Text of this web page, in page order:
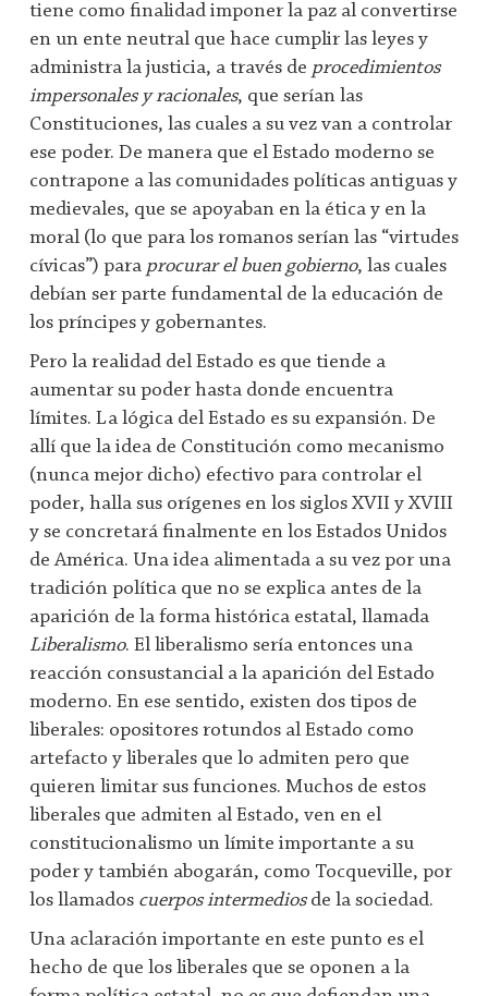
tiene como finalidad imponer la paz al convertirse
en un ente neutral que hace cumplir las leyes y
administra la justicia, a través de procedimientos
impersonales y racionales, que serían las
Constituciones, las cuales a su vez van a controlar
ese poder. De manera que el Estado moderno se
contrapone a las comunidades políticas antiguas y
medievales, que se apoyaban en la ética y en la
moral (lo que para los romanos serían las “virtudes
cívicas”) para procurar el buen gobierno, las cuales
debían ser parte fundamental de la educación de
los príncipes y gobernantes.
Pero la realidad del Estado es que tiende a
aumentar su poder hasta donde encuentra
límites. La lógica del Estado es su expansión. De
allí que la idea de Constitución como mecanismo
(nunca mejor dicho) efectivo para controlar el
poder, halla sus orígenes en los siglos XVII y XVIII
y se concretará finalmente en los Estados Unidos
de América. Una idea alimentada a su vez por una
tradición política que no se explica antes de la
aparición de la forma histórica estatal, llamada
Liberalismo. El liberalismo sería entonces una
reacción consustancial a la aparición del Estado
moderno. En ese sentido, existen dos tipos de
liberales: opositores rotundos al Estado como
artefacto y liberales que lo admiten pero que
quieren limitar sus funciones. Muchos de estos
liberales que admiten al Estado, ven en el
constitucionalismo un límite importante a su
poder y también abogarán, como Tocqueville, por
los llamados cuerpos intermediosde la sociedad.
Una aclaración importante en este punto es el
hecho de que los liberales que se oponen a la